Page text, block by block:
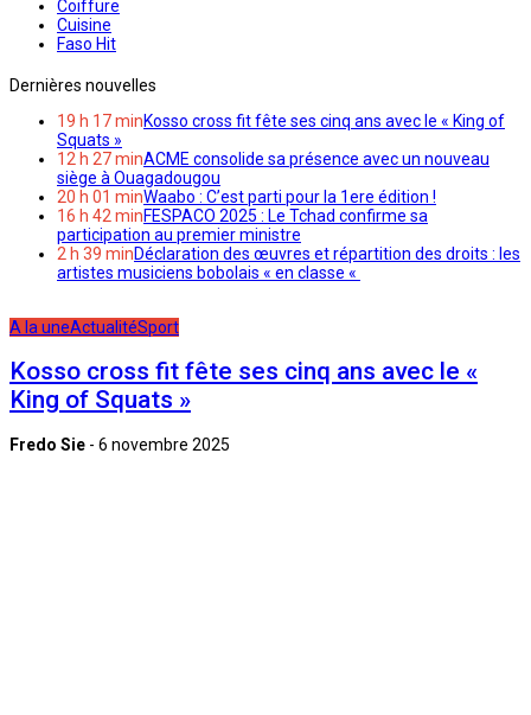
Coiffure
Cuisine
Faso Hit
Dernières nouvelles
19 h 17 minKosso cross fit fête ses cinq ans avec le « King of
Squats »
12 h 27 minACME consolide sa présence avec un nouveau
siège à Ouagadougou
20 h 01 minWaabo : C’est parti pour la 1ere édition !
16 h 42 minFESPACO 2025 : Le Tchad confirme sa
participation au premier ministre
2 h 39 minDéclaration des œuvres et répartition des droits : les
artistes musiciens bobolais « en classe «
A la uneActualitéSport
Kosso cross fit fête ses cinq ans avec le «
King of Squats »
Fredo Sie - 6 novembre 2025